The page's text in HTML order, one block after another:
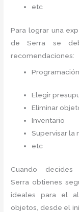
etc
Para lograr una
de Serra
se
recomendaciones:
Elegir
Eliminar
Inventario
Supervisar la
etc
Cuando
Serra obtienes
ideales para el
objetos, desde el